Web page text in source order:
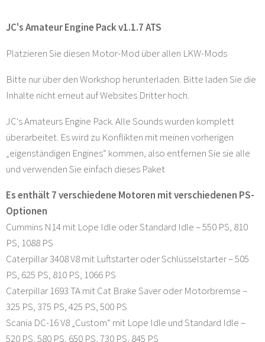
JC's Amateur Engine Pack v1.1.7 ATS
Platzieren Sie diesen Motor-Mod über allen LKW-Mods
Bitte nur über den Workshop herunterladen. Bitte laden Sie die
Inhalte nicht erneut auf Websites Dritter hoch.
JC's Amateurs Engine Pack. Alle Sounds wurden komplett
überarbeitet. Es wird zu Konflikten mit meinen vorherigen
„eigenständigen Engines“ kommen, also entfernen Sie sie alle
und verwenden Sie einfach dieses Paket
Es enthält 7 verschiedene Motoren mit verschiedenen PS-
Optionen
Cummins N14 mit Lope Idle oder Standard Idle – 550 PS, 810
PS, 1088 PS
Caterpillar 3408 V8 mit Luftstarter oder Schlüsselstarter – 505
PS, 625 PS, 810 PS, 1066 PS
Caterpillar 1693 TA mit Cat Brake Saver oder Motorbremse –
325 PS, 375 PS, 425 PS, 500 PS
Scania DC-16 V8 „Custom“ mit Lope Idle und Standard Idle –
520 PS, 580 PS, 650 PS, 730 PS, 845 PS